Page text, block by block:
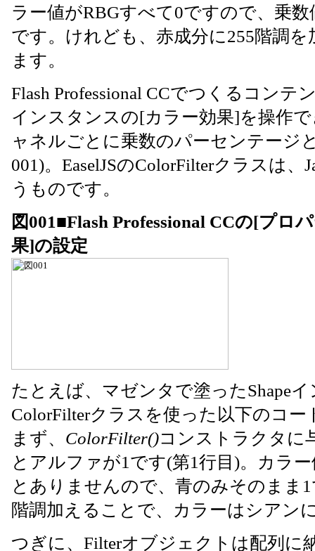
ラー値がRBGすべて0ですので、乗
です。けれども、赤成分に255階調
ます。
Flash Professional CCでつくるコン
インスタンスの[カラー効果]を操作
ャネルごとに乗数のパーセンテージ
001)。EaselJSのColorFilterクラスは
うものです。
図001■Flash Professional CCの[プロ
果]の設定
たとえば、マゼンタで塗ったShape
ColorFilterクラスを使った以下のコ
まず、 ColorFilter()コンストラクタに
とアルファが1です(第1行目)。カラ
とありませんので、青のみそのまま
階調加えることで、カラーはシアン
つぎに、Filterオブジェクトは配列に